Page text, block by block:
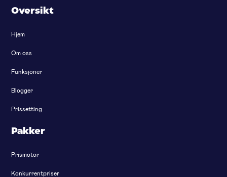
Oversikt
Hjem
Om oss
Funksjoner
Blogger
Prissetting
Pakker
Prismotor
Konkurrentpriser